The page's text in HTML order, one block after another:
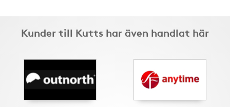
Kunder till Kutts har även handlat här